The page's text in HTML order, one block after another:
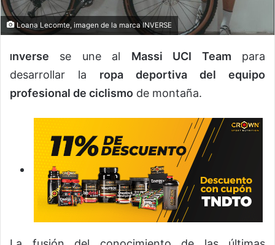
Loana Lecomte, imagen de la marca INVERSE
Inverse se une al Massi UCI Team para
desarrollar la ropa deportiva del equipo
profesional de ciclismo de montaña.